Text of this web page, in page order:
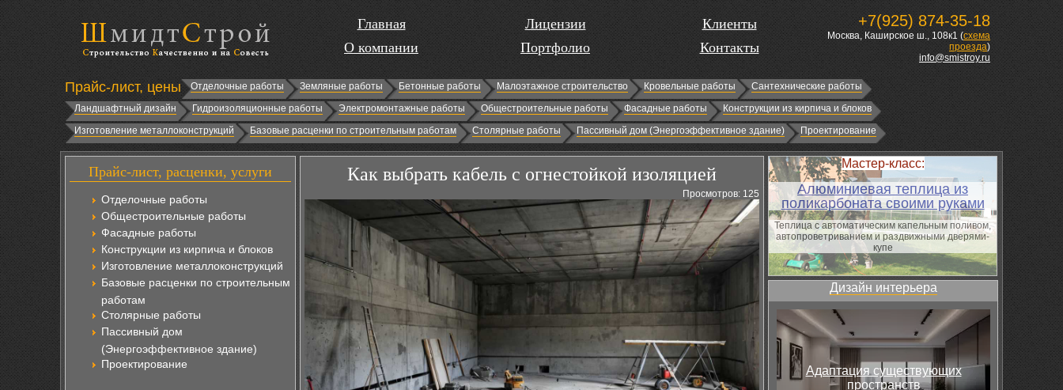
Главная
О компании
Лицензии
Портфолио
Клиенты
Контакты
+7(925) 874-35-18
Москва, Каширское ш., 108к1 (схема
проезда)
info@smistroy.ru
Прайс-лист, цены Отделочные работы Земляные работы Бетонные работы Малоэтажное строительство Кровельные работы
Сантехнические работы
Ландшафтный дизайн
Гидроизоляционные работы Электромонтажные работы Общестроительные работы Фасадные работы
Конструкции из кирпича и блоков
Изготовление металлоконструкций
Базовые расценки по строительным работам Столярные работы Пассивный дом (Энергоэффективное здание) Проектирование
Прайс-лист, расценки, услуги
Отделочные работы
Общестроительные работы
Фасадные работы
Конструкции из кирпича и блоков
Изготовление металлоконструкций
Базовые расценки по строительным
работам
Столярные работы
Пассивный дом
(Энергоэффективное здание)
Проектирование
Как выбрать кабель с огнестойкой изоляцией
Просмотров: 125
Мастер-класс:
Алюминиевая теплица из
поликарбоната своими руками
Теплица с автоматическим капельным поливом,
автопроветриванием и раздвижными дверями-
купе
Дизайн интерьера
Адаптация существующих
пространств